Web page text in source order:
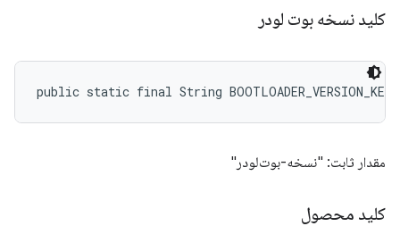
کلید نسخه بوت لودر
public static final String BOOTLOADER_VERSION_KEY
مقدار ثابت: "نسخه-بوت‌لودر"
کلید محصول